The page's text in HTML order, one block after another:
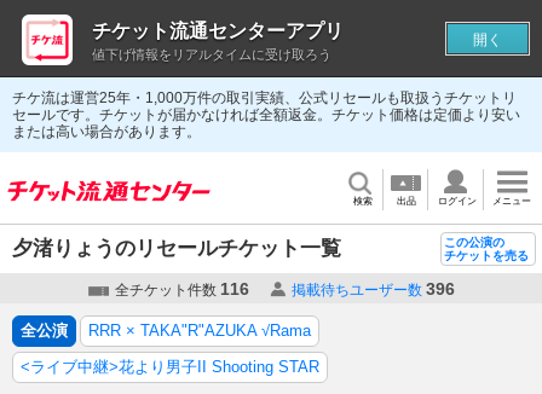
チケ流は運営25年・1,000万件の取引実績、公式リセールも取扱うチケットリ
セールです。チケットが届かなければ全額返金。チケット価格は定価より安い
または高い場合があります。
検索 出品 ログイン メニュー
夕渚りょうのリセールチケット一覧
この公演の
チケットを売る
全チケット件数 116 掲載待ちユーザー数 396
全公演
RRR × TAKA"R"AZUKA √Rama
<ライブ中継>花より男子II Shooting STAR
チケット流通センターアプリ
値下げ情報をリアルタイムに受け取ろう
開く